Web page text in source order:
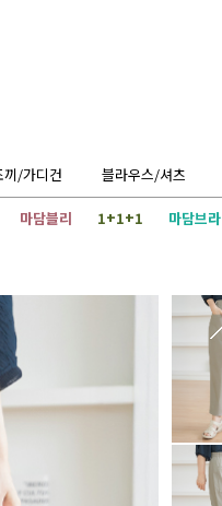
/가디건 블라우스/셔츠
마담블리 1+1+1 마담브라